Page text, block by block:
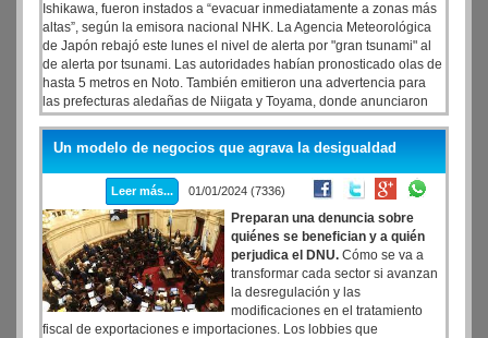
Ishikawa, fueron instados a “evacuar inmediatamente a zonas más
altas”, según la emisora nacional NHK. La Agencia Meteorológica
de Japón rebajó este lunes el nivel de alerta por "gran tsunami" al
de alerta por tsunami. Las autoridades habían pronosticado olas de
hasta 5 metros en Noto. También emitieron una advertencia para
las prefecturas aledañas de Niigata y Toyama, donde anunciaron
que podrían alcanzar 3 metros de altura.
Un modelo de negocios que agrava la desigualdad
Leer más... 01/01/2024 (7336)
Preparan una denuncia sobre
quiénes se benefician y a quién
perjudica el DNU. Cómo se va a
transformar cada sector si avanzan
la desregulación y las
modificaciones en el tratamiento
fiscal de exportaciones e importaciones. Los lobbies que